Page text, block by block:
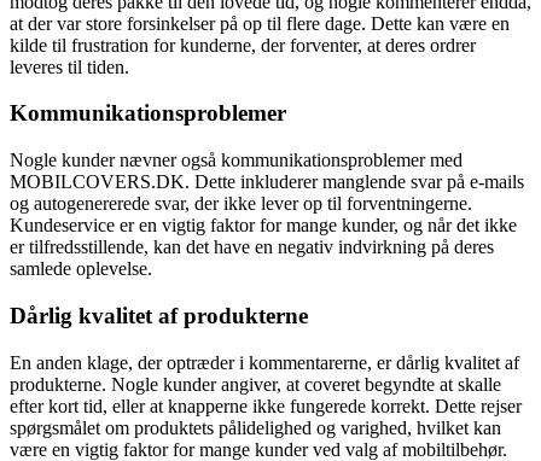
at der var store forsinkelser på op til flere dage. Dette kan være en
kilde til frustration for kunderne, der forventer, at deres ordrer
leveres til tiden.
Kommunikationsproblemer
Nogle kunder nævner også kommunikationsproblemer med
MOBILCOVERS.DK. Dette inkluderer manglende svar på e-mails
og autogenererede svar, der ikke lever op til forventningerne.
Kundeservice er en vigtig faktor for mange kunder, og når det ikke
er tilfredsstillende, kan det have en negativ indvirkning på deres
samlede oplevelse.
Dårlig kvalitet af produkterne
En anden klage, der optræder i kommentarerne, er dårlig kvalitet af
produkterne. Nogle kunder angiver, at coveret begyndte at skalle
efter kort tid, eller at knapperne ikke fungerede korrekt. Dette rejser
spørgsmålet om produktets pålidelighed og varighed, hvilket kan
være en vigtig faktor for mange kunder ved valg af mobiltilbehør.